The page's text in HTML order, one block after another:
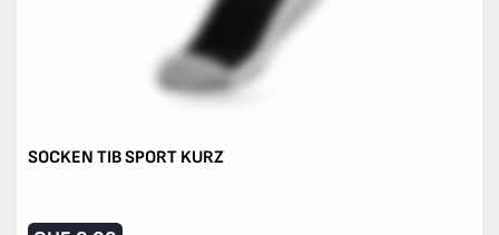
SOCKEN TIB SPORT KURZ